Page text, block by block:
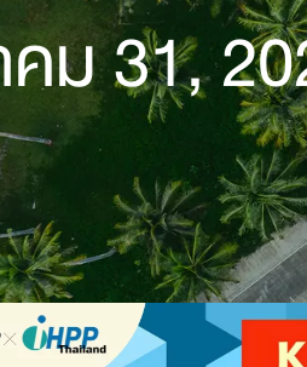
ม 31,